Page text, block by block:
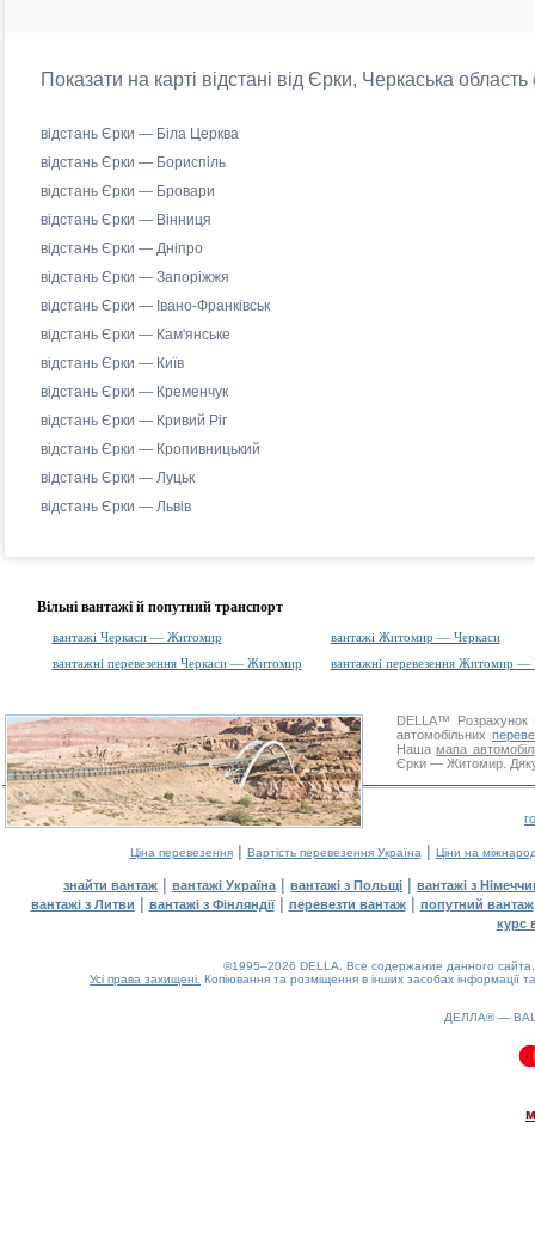
Показати на карті відстані від Єрки, Черкаська
відстань Єрки — Біла Церква
відстань Єрки — Бориспіль
відстань Єрки — Бровари
відстань Єрки — Вінниця
відстань Єрки — Дніпро
відстань Єрки — Запоріжжя
відстань Єрки — Івано-Франківськ
відстань Єрки — Кам'янське
відстань Єрки — Київ
відстань Єрки — Кременчук
відстань Єрки — Кривий Ріг
відстань Єрки — Кропивницький
відстань Єрки — Луцьк
відстань Єрки — Львів
Вільні вантажі й попутний транспорт
вантажі Черкаси — Житомир
вантажі Житомир — Черкаси
вантажні перевезення Черкаси — Житомир
вантажні перевезення Житомир —
DELLA™
Розрахунок
автомобільних
Нашамапа
Єрки — Житомир.
Ціна перевезення| Вартість перевезення Україна | Ціни на
знайти вантаж | вантажі Україна | вантажі з Польщі | вантажі з
вантажі з Литви | вантажі з Фінляндії| перевезти вантаж| попутний вантаж
курс
©1995–2026 DELLA. Все содержание данного
Усі права захищені. Копіювання та розміщення в інших засобах інформації
ДЕЛЛА® —